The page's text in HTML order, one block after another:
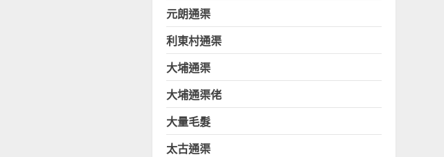
元朗通渠
利東村通渠
大埔通渠
大埔通渠佬
大量毛髮
太古通渠